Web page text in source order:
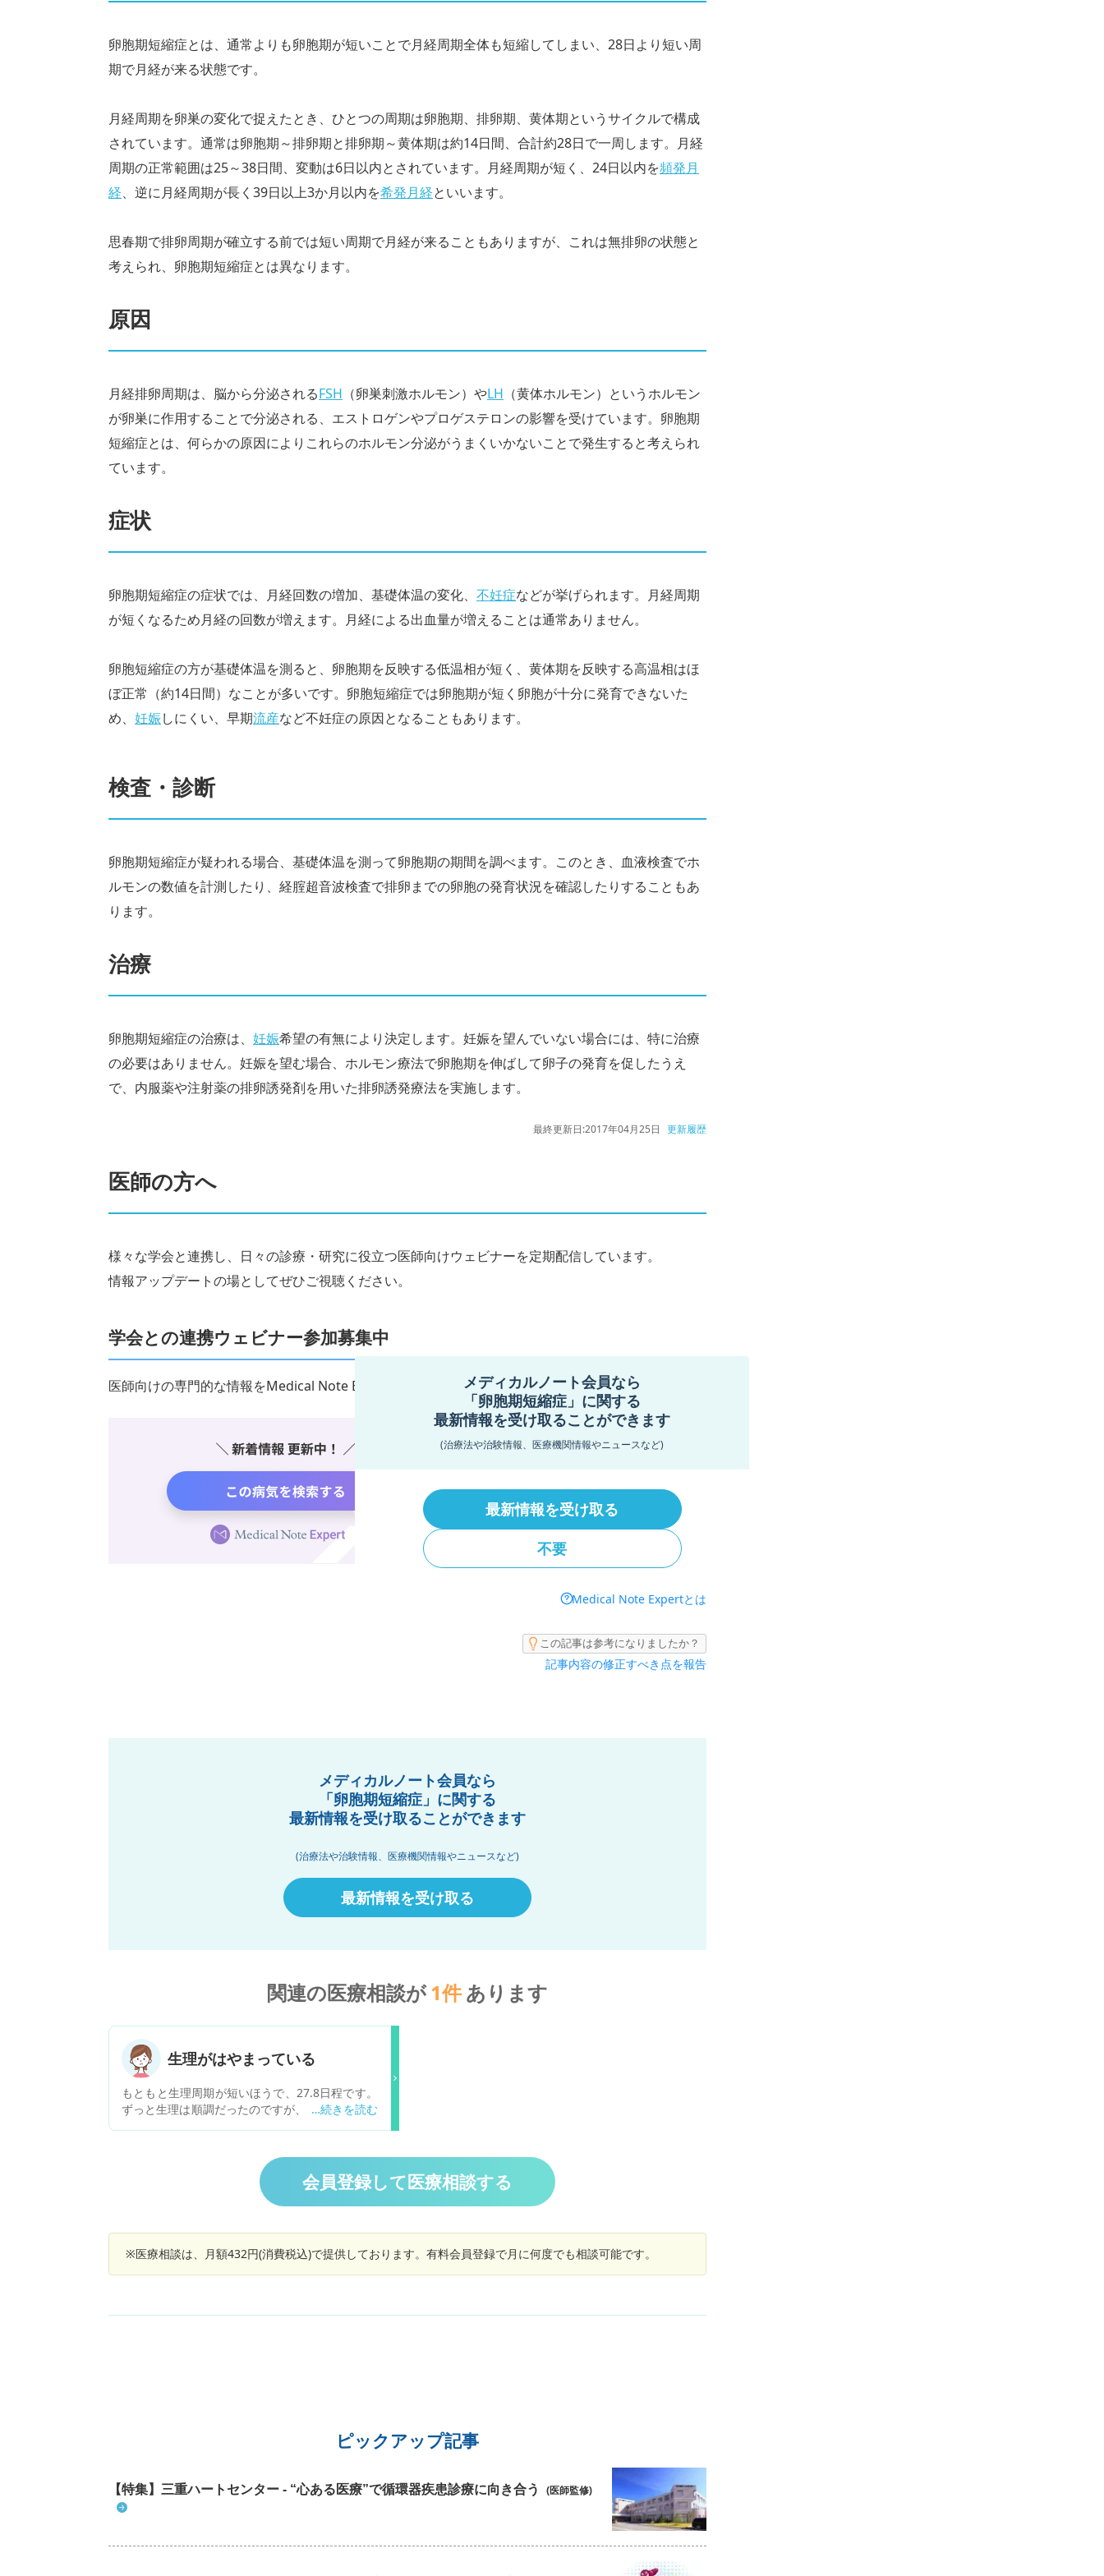
メディカルノート会員なら
「卵胞期短縮症」に関する
最新情報を受け取ることができます
(治療法や治験情報、医療機関情報やニュースなど)
最新情報を受け取る
不要
卵胞期短縮症とは、通常よりも卵胞期が短いことで月経周期全体も短縮してしまい、28日より短い周
期で月経が来る状態です。
月経周期を卵巣の変化で捉えたとき、ひとつの周期は卵胞期、排卵期、黄体期というサイクルで構成
されています。通常は卵胞期～排卵期と排卵期～黄体期は約14日間、合計約28日で一周します。月経
周期の正常範囲は25～38日間、変動は6日以内とされています。月経周期が短く、24日以内を頻発月
経、逆に月経周期が長く39日以上3か月以内を希発月経といいます。
思春期で排卵周期が確立する前では短い周期で月経が来ることもありますが、これは無排卵の状態と
考えられ、卵胞期短縮症とは異なります。
原因
月経排卵周期は、脳から分泌されるFSH （卵巣刺激ホルモン）やLH （黄体ホルモン）というホルモン
が卵巣に作用することで分泌される、エストロゲンやプロゲステロンの影響を受けています。卵胞期
短縮症とは、何らかの原因によりこれらのホルモン分泌がうまくいかないことで発生すると考えられ
ています。
症状
卵胞期短縮症の症状では、月経回数の増加、基礎体温の変化、 不妊症などが挙げられます。月経周期
が短くなるため月経の回数が増えます。月経による出血量が増えることは通常ありません。
卵胞短縮症の方が基礎体温を測ると、卵胞期を反映する低温相が短く、黄体期を反映する高温相はほ
ぼ正常（約14日間）なことが多いです。卵胞短縮症では卵胞期が短く卵胞が十分に発育できないた
め、 妊娠しにくい、早期流産など不妊症の原因となることもあります。
検査・診断
卵胞期短縮症が疑われる場合、基礎体温を測って卵胞期の期間を調べます。このとき、血液検査でホ
ルモンの数値を計測したり、経腟超音波検査で排卵までの卵胞の発育状況を確認したりすることもあ
ります。
治療
卵胞期短縮症の治療は、 妊娠希望の有無により決定します。妊娠を望んでいない場合には、特に治療
の必要はありません。妊娠を望む場合、ホルモン療法で卵胞期を伸ばして卵子の発育を促したうえ
で、内服薬や注射薬の排卵誘発剤を用いた排卵誘発療法を実施します。
最終更新日:2017年04月25日 更新履歴
医師の方へ
様々な学会と連携し、日々の診療・研究に役立つ医師向けウェビナーを定期配信しています。
情報アップデートの場としてぜひご視聴ください。
学会との連携ウェビナー参加募集中
医師向けの専門的な情報をMedical Note Expertでより詳しく調べることができます。
Medical Note Expertとは
この記事は参考になりましたか？
記事内容の修正すべき点を報告
メディカルノート会員なら
「卵胞期短縮症」に関する
最新情報を受け取ることができます
(治療法や治験情報、医療機関情報やニュースなど)
最新情報を受け取る
関連の医療相談が1件あります
生理がはやまっている
もともと生理周期が短いほうで、27.8日程です。
ずっと生理は順調だったのですが、前回24日にな
症状が予定より4日も早くきて、また生理が早く
来そうです。 この年齢なのに、生理が乱れている
こと、周期として23.4日は短すぎるのではないか
という事、不安に思い相談させて頂きます。
会員登録して医療相談する
※医療相談は、月額432円(消費税込)で提供しております。有料会員登録で月に何度でも相談可能です。
ピックアップ記事
【特集】三重ハートセンター - “心ある医療”で循環器疾患診療に向き合う (医師監修)